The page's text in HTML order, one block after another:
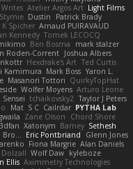
Writes Atelier Argos Art Light Films
Stymie Dustin
Patrick Brady
K Spicher Arnaud PUIRAVAUD
Kennedy Tomek LECOCQ
Ben Bosma
mark stalzer
Roden-Corrent Joshua Albers
Hexdrake's Art Ted Curtis
Kamimura Mark Boss Yaron L.
Masanori Tottori QuirkyTopHat
Wolfer Moyens Arturo Leone
tchaikovsky2 Taylor J Peters
Mat S C Cailrdar PYTHA Lab
Zane Olson
Chord Shore
3dfan Xatonym Barney Sethesh
Bro... Eric Pontbriand
Glenn Jones
Fiona Margrie Alan Daniels
Dolzall Wolf Daw kyleboze
Ellis Aximmetry Technologies